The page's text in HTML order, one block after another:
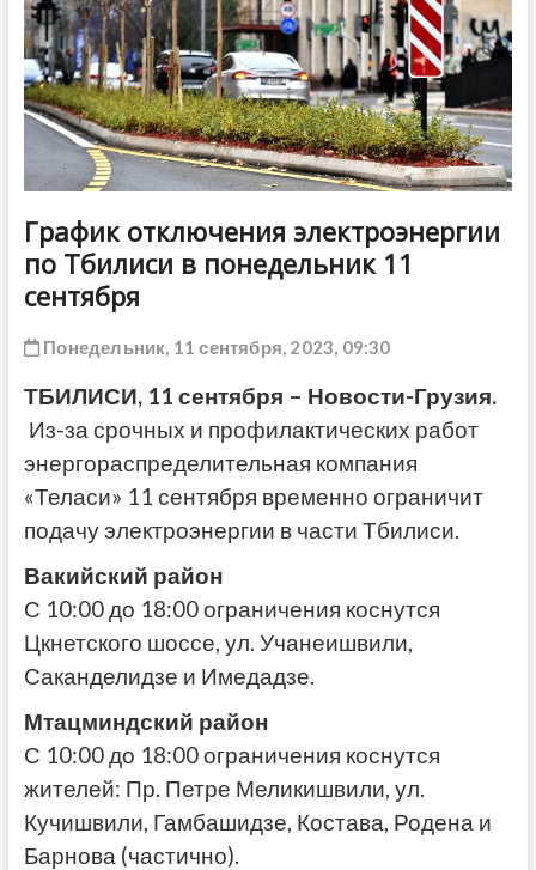
График отключения электроэнергии
по Тбилиси в понедельник 11
сентября
Понедельник, 11 сентября, 2023, 09:30
ТБИЛИСИ, 11 сентября – Новости-Грузия.
Из-за срочных и профилактических работ
энергораспределительная компания
«Теласи» 11 сентября временно ограничит
подачу электроэнергии в части Тбилиси.
Вакийский район
С 10:00 до 18:00 ограничения коснутся
Цкнетского шоссе, ул. Учанеишвили,
Саканделидзе и Имедадзе.
Мтацминдский район
С 10:00 до 18:00 ограничения коснутся
жителей: Пр. Петре Меликишвили, ул.
Кучишвили, Гамбашидзе, Костава, Родена и
Барнова (частично).